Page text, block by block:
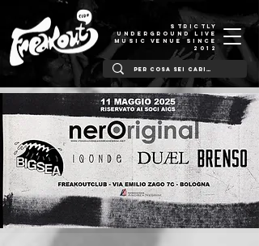
STRICTLY
UNDERGROUND LIVE
MUSIC VENUE SINCE
2012